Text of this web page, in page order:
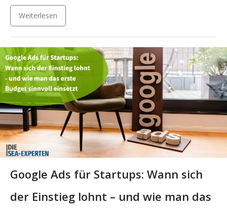
Weiterlesen
Google Ads für Startups: Wann sich
der Einstieg lohnt – und wie man das